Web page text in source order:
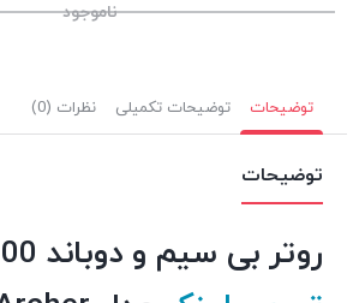
ناموجود
توضیحات توضیحات تکمیلی نظرات (0)
توضیحات
روتر بی سیم و دوباند AX1800